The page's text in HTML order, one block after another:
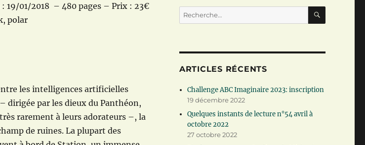
19/01/2018 – 480 pages – Prix : 23€
polar
les intelligences artificielles
dirigée par les dieux du Panthéon,
rarement à leurs adorateurs –, la
de ruines. La plupart des
Recherche
pour :
ARTICLES RÉCENTS
Challenge ABC Imaginaire 2023: inscription
19 décembre 2022
Quelques instants de lecture n°54 avril à
octobre 2022
27 octobre 2022